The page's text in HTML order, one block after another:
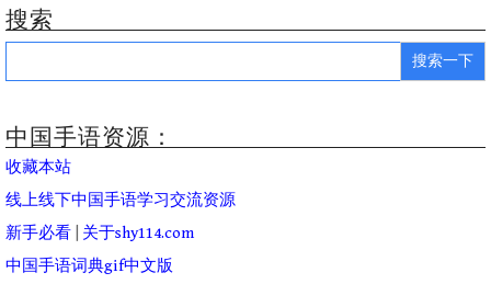
搜索
Search
中国手语资源：
收藏本站
线上线下中国手语学习交流资源
新手必看
关于shy114.com
中国手语词典gif中文版